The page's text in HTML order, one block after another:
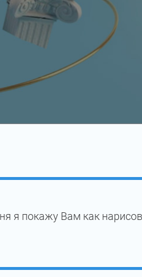
я покажу Вам как